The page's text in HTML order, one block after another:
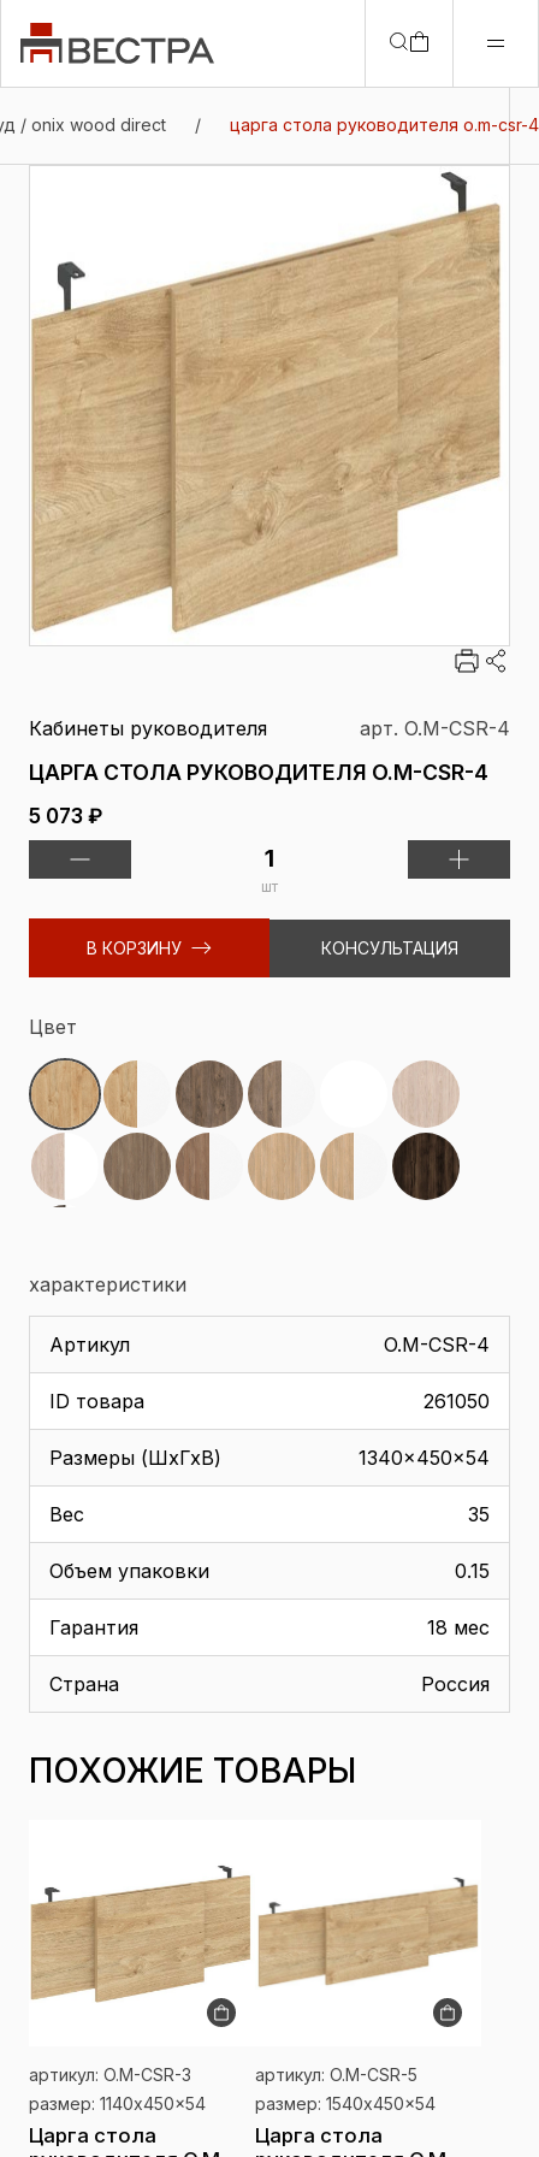
/ onix wood direct / царга стола руководителя o.m-csr-4
Кабинеты руководителя арт. O.M-CSR-4
ЦАРГА СТОЛА РУКОВОДИТЕЛЯ O.M-CSR-4
5 073 ₽
шт
В КОРЗИНУ КОНСУЛЬТАЦИЯ
Цвет
характеристики
Артикул O.M-CSR-4
ID товара 261050
Размеры (ШхГхВ) 1340x450x54
Вес 35
Объем упаковки 0.15
Гарантия 18 мес
Страна Россия
ПОХОЖИЕ ТОВАРЫ
артикул: O.M-CSR-3
размер: 1140x450x54
Царга стола
артикул: O.M-CSR-5
размер: 1540x450x54
Царга стола